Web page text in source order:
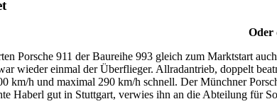
Oder
Porsche 911 der Baureihe 993 gleich zum Marktstart
wieder einmal der Überflieger. Allradantrieb, doppelt
km/h und maximal 290 km/h schnell. Der Münchner
Haberl gut in Stuttgart, verwies ihn an die Abteilung für